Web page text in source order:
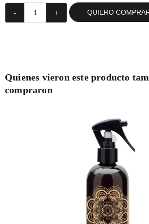
- + QUIERO
Quienes vieron este producto
compraron